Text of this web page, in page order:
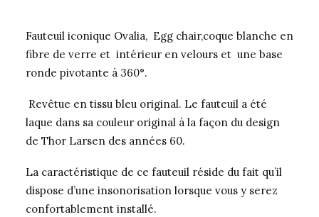
Fauteuil iconique Ovalia, Egg chair,coque blanche en
fibre de verre et intérieur en velours et une base
ronde pivotante à 360°.
Revêtue en tissu bleu original. Le fauteuil a été
laque dans sa couleur original à la façon du design
de Thor Larsen des années 60.
La caractéristique de ce fauteuil réside du fait qu’il
dispose d’une insonorisation lorsque vous y serez
confortablement installé.